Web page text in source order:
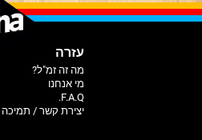
עזרה
מה זה זמ"ל?
מי אנחנו
F.A.Q.
יצירת קשר / תמיכה